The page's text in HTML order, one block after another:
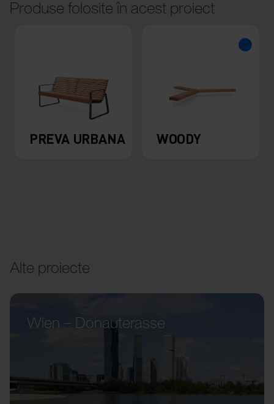
Produse folosite în acest proiect
PREVA URBANA WOODY
Alte proiecte
Wien – Donauterasse